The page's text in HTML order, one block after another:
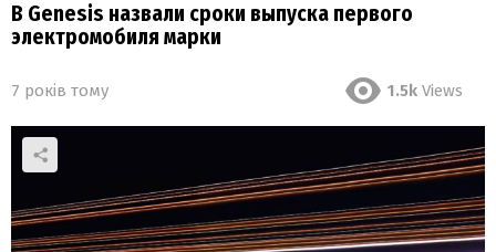
В Genesis назвали сроки выпуска первого
электромобиля марки
7 років тому 1.5k Views